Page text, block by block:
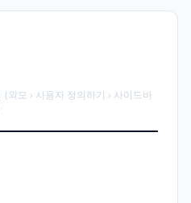
(외모 › 사용자 정의하기 › 사이드바